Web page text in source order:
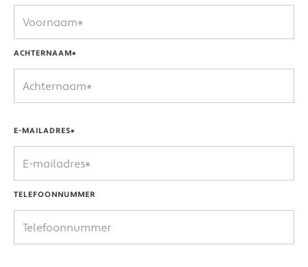
ACHTERNAAM*
E-MAILADRES*
TELEFOONNUMMER